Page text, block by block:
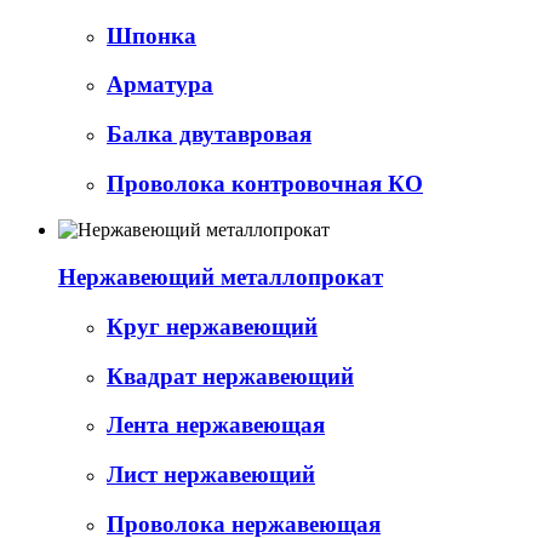
Шпонка
Арматура
Балка двутавровая
Проволока контровочная КО
Нержавеющий металлопрокат
Круг нержавеющий
Квадрат нержавеющий
Лента нержавеющая
Лист нержавеющий
Проволока нержавеющая